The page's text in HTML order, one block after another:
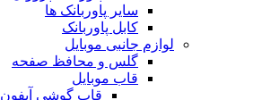
سایر پاوربانک ها
کابل پاوربانک
لوازم جانبی موبایل
گلس و محافظ صفحه
قاب موبایل
قاب گوشی آیفون